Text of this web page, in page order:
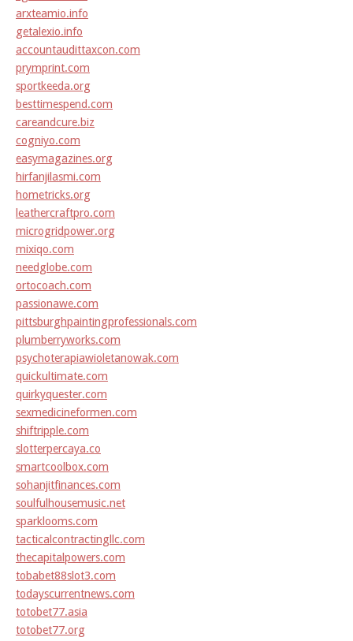
arxteamio.info
getalexio.info
accountaudittaxcon.com
prymprint.com
sportkeeda.org
besttimespend.com
careandcure.biz
cogniyo.com
easymagazines.org
hirfanjilasmi.com
hometricks.org
leathercraftpro.com
microgridpower.org
mixiqo.com
needglobe.com
ortocoach.com
passionawe.com
pittsburghpaintingprofessionals.com
plumberryworks.com
psychoterapiawioletanowak.com
quickultimate.com
quirkyquester.com
sexmedicineformen.com
shiftripple.com
slotterpercaya.co
smartcoolbox.com
sohanjitfinances.com
soulfulhousemusic.net
sparklooms.com
tacticalcontractingllc.com
thecapitalpowers.com
tobabet88slot3.com
todayscurrentnews.com
totobet77.asia
totobet77.org